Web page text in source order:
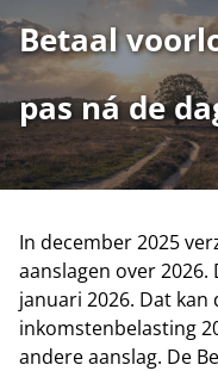
Betaal
pas ná de
In december 2025
aanslagen over
januari 2026. Dat
inkomstenbelasting
andere aanslag. De